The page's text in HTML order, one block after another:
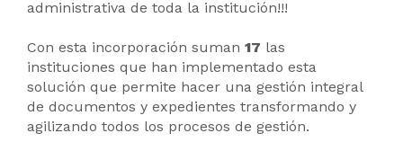
administrativa de toda la institución!!!
Con esta incorporación suman 17 las
instituciones que han implementado esta
solución que permite hacer una gestión integral
de documentos y expedientes transformando y
agilizando todos los procesos de gestión.